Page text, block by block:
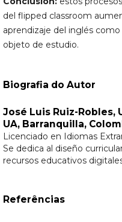
del flipped classroom
aprendizaje del inglés
objeto de estudio.
Biografia do Autor
José Luis Ruiz-Robles,
UA, Barranquilla,
Licenciado en Idiomas
Se dedica al diseño
recursos educativos
Referências